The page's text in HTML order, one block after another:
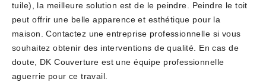
tuile), la meilleure solution est de le peindre. Peindre le toit
peut offrir une belle apparence et esthétique pour la
maison. Contactez une entreprise professionnelle si vous
souhaitez obtenir des interventions de qualité. En cas de
doute, DK Couverture est une équipe professionnelle
aguerrie pour ce travail.